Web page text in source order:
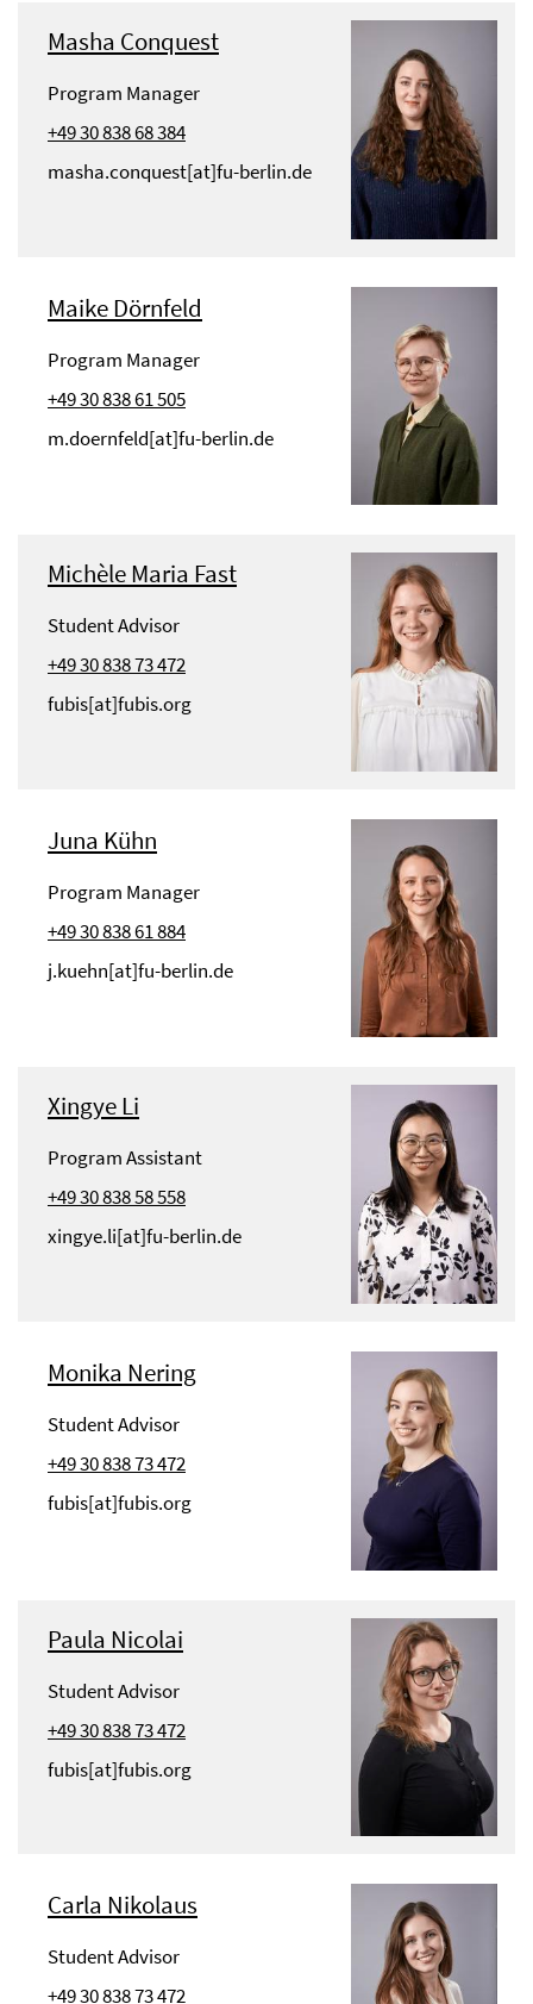
Masha Conquest
Program Manager
+49 30 838 68 384
masha.conquest[at]fu-berlin.de
Maike Dörnfeld
Program Manager
+49 30 838 61 505
m.doernfeld[at]fu-berlin.de
Michèle Maria Fast
Student Advisor
+49 30 838 73 472
fubis[at]fubis.org
Juna Kühn
Program Manager
+49 30 838 61 884
j.kuehn[at]fu-berlin.de
Xingye Li
Program Assistant
+49 30 838 58 558
xingye.li[at]fu-berlin.de
Monika Nering
Student Advisor
+49 30 838 73 472
fubis[at]fubis.org
Paula Nicolai
Student Advisor
+49 30 838 73 472
fubis[at]fubis.org
Carla Nikolaus
Student Advisor
+49 30 838 73 472